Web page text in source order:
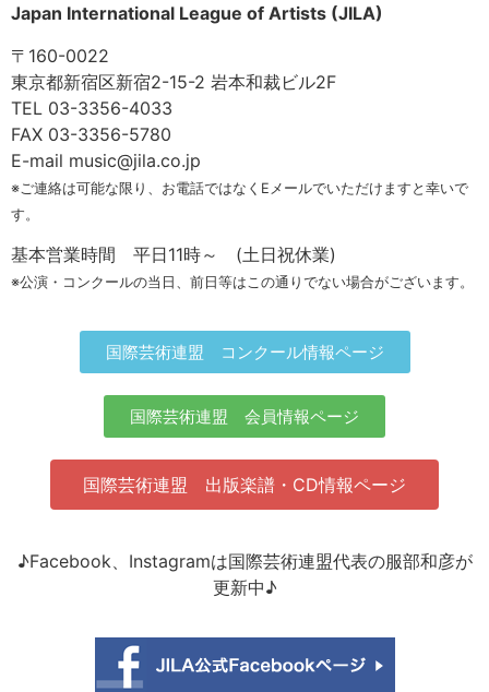
Japan International League of Artists (JILA)
〒160-0022
東京都新宿区新宿2-15-2 岩本和裁ビル2F
TEL 03-3356-4033
FAX 03-3356-5780
E-mail music@jila.co.jp
※ご連絡は可能な限り、お電話ではなくEメールでいただけますと幸いで
す。
基本営業時間 平日11時～ (土日祝休業)
※公演・コンクールの当日、前日等はこの通りでない場合がございます。
国際芸術連盟 コンクール情報ページ
国際芸術連盟 会員情報ページ
国際芸術連盟 出版楽譜・CD情報ページ
♪Facebook、Instagramは国際芸術連盟代表の服部和彦が
更新中♪